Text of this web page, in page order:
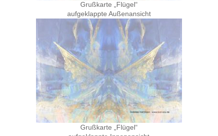
Grußkarte „Flügel“
aufgeklappte Außenansicht
Grußkarte „Flügel“